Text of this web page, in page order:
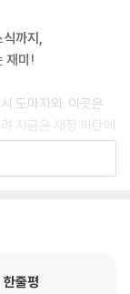
시도하지 않았다고
좋겠습니다. 우리
요. 그렇잖아?”
만 시도하고 도전해
리고 다니구치가
식까지,
재미!
도마자와. 이곳은
지금은 재정 파탄에
이상 관광객도 아기
곳에 이르렀던 동
째 망하지 않고(!) 악
한줄평